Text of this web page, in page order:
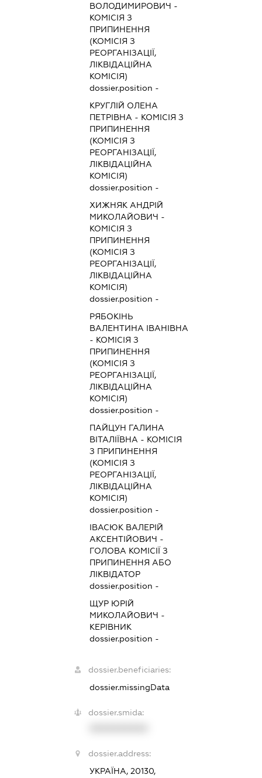
ВОЛОДИМИРОВИЧ -
КОМІСІЯ З
ПРИПИНЕННЯ
(КОМІСІЯ З
РЕОРГАНІЗАЦІЇ,
ЛІКВІДАЦІЙНА
КОМІСІЯ)
dossier.position -
КРУГЛІЙ ОЛЕНА
ПЕТРІВНА - КОМІСІЯ З
ПРИПИНЕННЯ
(КОМІСІЯ З
РЕОРГАНІЗАЦІЇ,
ЛІКВІДАЦІЙНА
КОМІСІЯ)
dossier.position -
ХИЖНЯК АНДРІЙ
МИКОЛАЙОВИЧ -
КОМІСІЯ З
ПРИПИНЕННЯ
(КОМІСІЯ З
РЕОРГАНІЗАЦІЇ,
ЛІКВІДАЦІЙНА
КОМІСІЯ)
dossier.position -
РЯБОКІНЬ
ВАЛЕНТИНА ІВАНІВНА
- КОМІСІЯ З
ПРИПИНЕННЯ
(КОМІСІЯ З
РЕОРГАНІЗАЦІЇ,
ЛІКВІДАЦІЙНА
КОМІСІЯ)
dossier.position -
ПАЙЦУН ГАЛИНА
ВІТАЛІЇВНА - КОМІСІЯ
З ПРИПИНЕННЯ
(КОМІСІЯ З
РЕОРГАНІЗАЦІЇ,
ЛІКВІДАЦІЙНА
КОМІСІЯ)
dossier.position -
ІВАСЮК ВАЛЕРІЙ
АКСЕНТІЙОВИЧ -
ГОЛОВА КОМІСІЇ З
ПРИПИНЕННЯ АБО
ЛІКВІДАТОР
dossier.position -
ЩУР ЮРІЙ
МИКОЛАЙОВИЧ -
КЕРІВНИК
dossier.position -
dossier.beneficiaries:
dossier.missingData
dossier.smida:
dossier.address:
УКРАЇНА, 20130,